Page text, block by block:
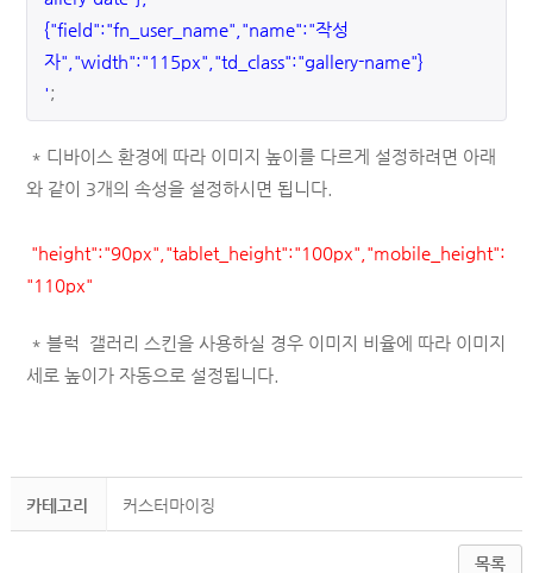
{"field":"fn_user_name","name":"작성
자","width":"115px","td_class":"gallery-name"}
';
* 디바이스 환경에 따라 이미지 높이를 다르게 설정하려면 아래
와 같이 3개의 속성을 설정하시면 됩니다.
"height":"90px","tablet_height":"100px","mobile_height":
"110px"
* 블럭 갤러리 스킨을 사용하실 경우 이미지 비율에 따라 이미지
세로 높이가 자동으로 설정됩니다.
카테고리 커스터마이징
목록